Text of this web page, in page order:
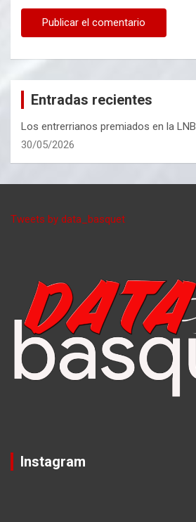
Entradas recientes
Los entrerrianos premiados en la LNB
30/05/2026
Tweets by data_basquet
Instagram